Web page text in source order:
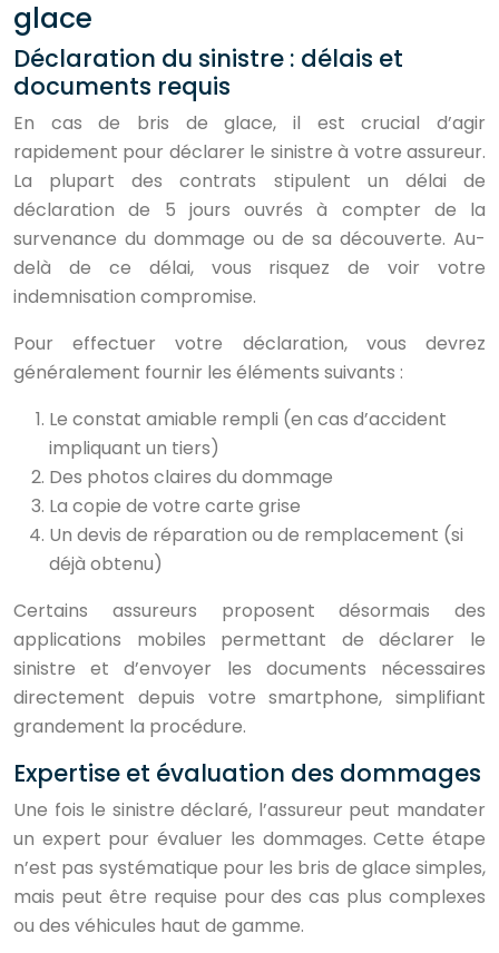
glace
Déclaration du sinistre : délais et
documents requis
En cas de bris de glace, il est crucial d’agir
rapidement pour déclarer le sinistre à votre assureur.
La plupart des contrats stipulent un délai de
déclaration de 5 jours ouvrés à compter de la
survenance du dommage ou de sa découverte. Au-
delà de ce délai, vous risquez de voir votre
indemnisation compromise.
Pour effectuer votre déclaration, vous devrez
généralement fournir les éléments suivants :
Le constat amiable rempli (en cas d’accident
impliquant un tiers)
Des photos claires du dommage
La copie de votre carte grise
Un devis de réparation ou de remplacement (si
déjà obtenu)
Certains assureurs proposent désormais des
applications mobiles permettant de déclarer le
sinistre et d’envoyer les documents nécessaires
directement depuis votre smartphone, simplifiant
grandement la procédure.
Expertise et évaluation des dommages
Une fois le sinistre déclaré, l’assureur peut mandater
un expert pour évaluer les dommages. Cette étape
n’est pas systématique pour les bris de glace simples,
mais peut être requise pour des cas plus complexes
ou des véhicules haut de gamme.